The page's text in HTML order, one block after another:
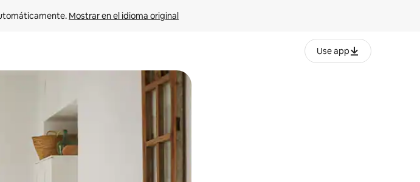
Mostrar en el idioma original
Use app